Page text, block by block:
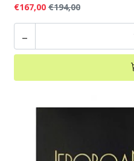
€167,00 €194,00
-